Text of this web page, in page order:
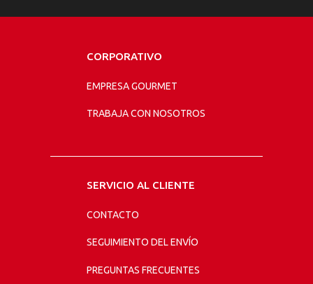
CORPORATIVO
EMPRESA GOURMET
TRABAJA CON NOSOTROS
SERVICIO AL CLIENTE
CONTACTO
SEGUIMIENTO DEL ENVÍO
PREGUNTAS FRECUENTES